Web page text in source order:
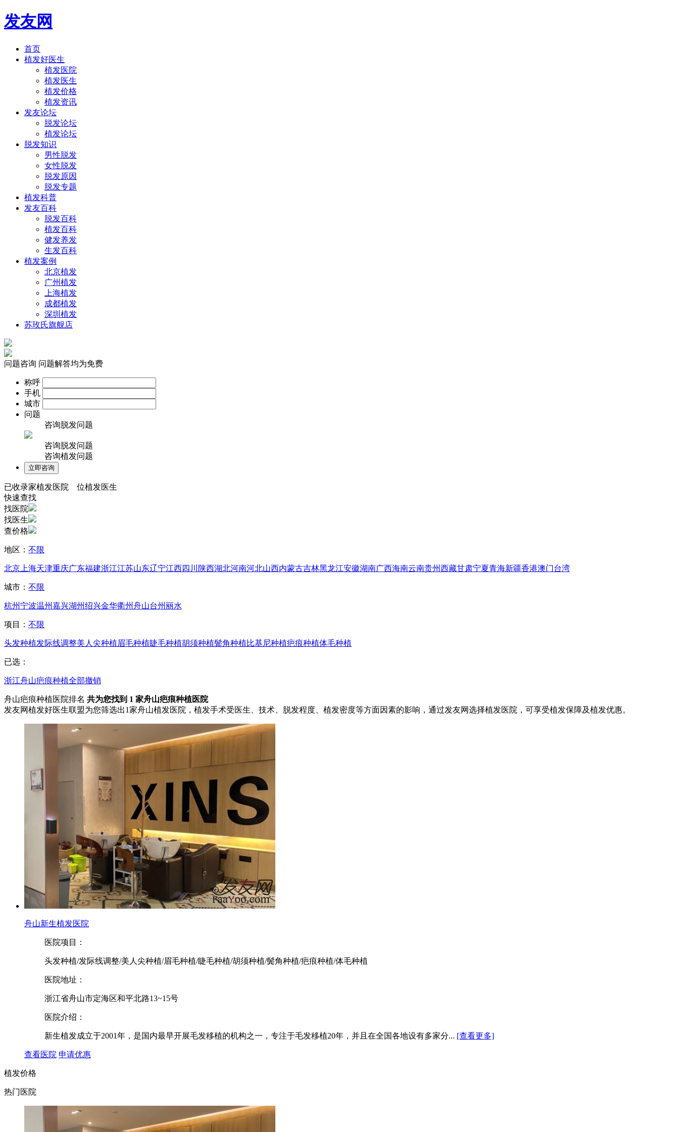
发友网
首页
植发好医生
植发医院
植发医生
植发价格
植发资讯
发友论坛
脱发论坛
植发论坛
脱发知识
男性脱发
女性脱发
脱发原因
脱发专题
植发科普
发友百科
脱发百科
植发百科
健发养发
生发百科
植发案例
北京植发
广州植发
上海植发
成都植发
深圳植发
苏玫氏旗舰店
问题咨询 问题解答均为免费
称呼
手机
城市
问题
咨询脱发问题
咨询脱发问题
咨询植发问题
已收录家植发医院 位植发医生
快速查找
找医院
找医生
查价格
地区： 不限
北京 上海天津重庆广东福建浙江江苏山东辽宁江西四川 陕西湖北河南河北山西内蒙古吉林黑龙江安徽湖南广西海南云南贵州西藏甘肃宁夏青海新疆香港澳门台湾
城市： 不限
杭州宁波温州嘉兴湖州绍兴金华衢州舟山台州丽水
项目： 不限
头发种植发际线调整美人尖种植眉毛种植睫毛种植胡须种植鬓角种植比基尼种植疤痕种植体毛种植
已选：
浙江舟山疤痕种植全部撤销
舟山疤痕种植医院排名 共为您找到 1 家舟山疤痕种植医院
发友网植发好医生联盟为您筛选出1家舟山植发医院，植发手术受医生、技术、脱发程度、植发密度等方面因素的影响，通过发友网选择植发医院，可享受植发保障及植发优惠。
舟山新生植发医院
医院项目：
头发种植/发际线调整/美人尖种植/眉毛种植/睫毛种植/胡须种植/鬓角种植/疤痕种植/体毛种植
医院地址：
浙江省舟山市定海区和平北路13~15号
医院介绍：
新生植发成立于2001年，是国内最早开展毛发移植的机构之一，专注于毛发移植20年，并且在全国各地设有多家分... [查看更多]
查看医院 申请优惠
植发价格
热门医院